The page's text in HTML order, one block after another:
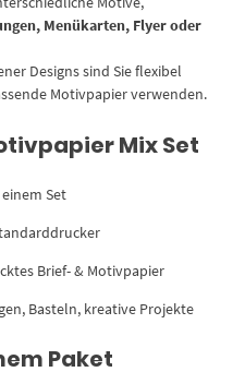
Menükarten, Flyer oder
Designs sind Sie flexibel
Motivpapier verwenden.
Mix Set
Set
Brief- & Motivpapier
Basteln, kreative Projekte
Paket